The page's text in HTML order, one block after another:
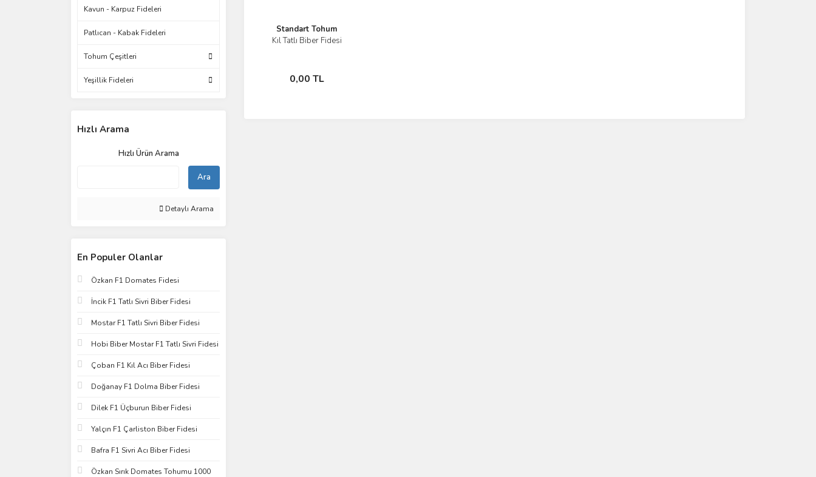
Kavun - Karpuz Fideleri
Patlıcan - Kabak Fideleri
Tohum Çeşitleri
Yeşillik Fideleri
Hızlı Arama
Hızlı Ürün Arama
Ara
Detaylı Arama
En Populer Olanlar
Özkan F1 Domates Fidesi
İncik F1 Tatlı Sivri Biber Fidesi
Mostar F1 Tatlı Sivri Biber Fidesi
Hobi Biber Mostar F1 Tatlı Sivri Fidesi
Çoban F1 Kıl Acı Biber Fidesi
Doğanay F1 Dolma Biber Fidesi
Dilek F1 Üçburun Biber Fidesi
Yalçın F1 Çarliston Biber Fidesi
Bafra F1 Sivri Acı Biber Fidesi
Özkan Sırık Domates Tohumu 1000
Standart Tohum
Kıl Tatlı Biber Fidesi
0,00 TL
İncele
Stokta Yok